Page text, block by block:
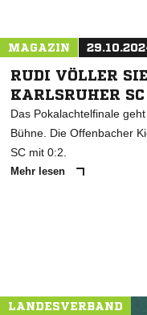
MAGAZIN
RUDI VÖLLER
KARLSRUHER SC
Das Pokalachtelfinale
Bühne. Die Offenbacher
SC mit 0:2.
Mehr lesen
LANDESVERBAND